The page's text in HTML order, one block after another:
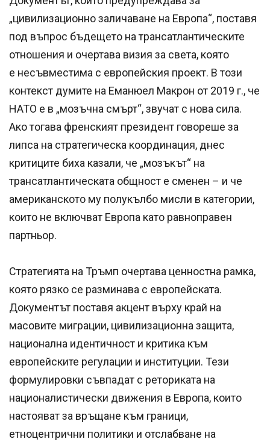
„цивилизационно заличаване на Европа“, поставя
под въпрос бъдещето на трансатлантическите
отношения и очертава визия за света, която
е несъвместима с европейския проект. В този
контекст думите на Еманюел Макрон от 2019 г., че
НАТО е в „мозъчна смърт“, звучат с нова сила.
Ако тогава френският президент говореше за
липса на стратегическа координация, днес
критиците биха казали, че „мозъкът“ на
трансатлантическата общност е сменен – и че
американското му полукълбо мисли в категории,
които не включват Европа като равноправен
партньор.
Стратегията на Тръмп очертава ценностна рамка,
която рязко се разминава с европейската.
Документът поставя акцент върху край на
масовите миграции, цивилизационна защита,
национална идентичност и критика към
европейските регулации и институции. Тези
формулировки съвпадат с реториката на
националистически движения в Европа, които
настояват за връщане към граници,
етноцентрични политики и отслабване на